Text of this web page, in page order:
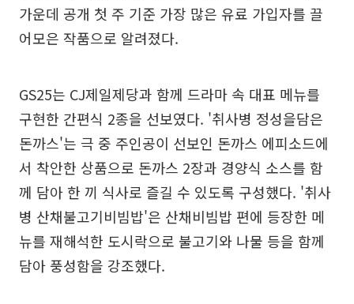
가운데 공개 첫 주 기준 가장 많은 유료 가입자를 끌
어모은 작품으로 알려졌다.
GS25는 CJ제일제당과 함께 드라마 속 대표 메뉴를
구현한 간편식 2종을 선보였다. '취사병 정성을담은
돈까스'는 극 중 주인공이 선보인 돈까스 에피소드에
서 착안한 상품으로 돈까스 2장과 경양식 소스를 함
께 담아 한 끼 식사로 즐길 수 있도록 구성했다. '취사
병 산채불고기비빔밥'은 산채비빔밥 편에 등장한 메
뉴를 재해석한 도시락으로 불고기와 나물 등을 함께
담아 풍성함을 강조했다.